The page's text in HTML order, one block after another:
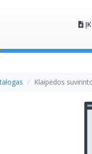
Klaipėdos